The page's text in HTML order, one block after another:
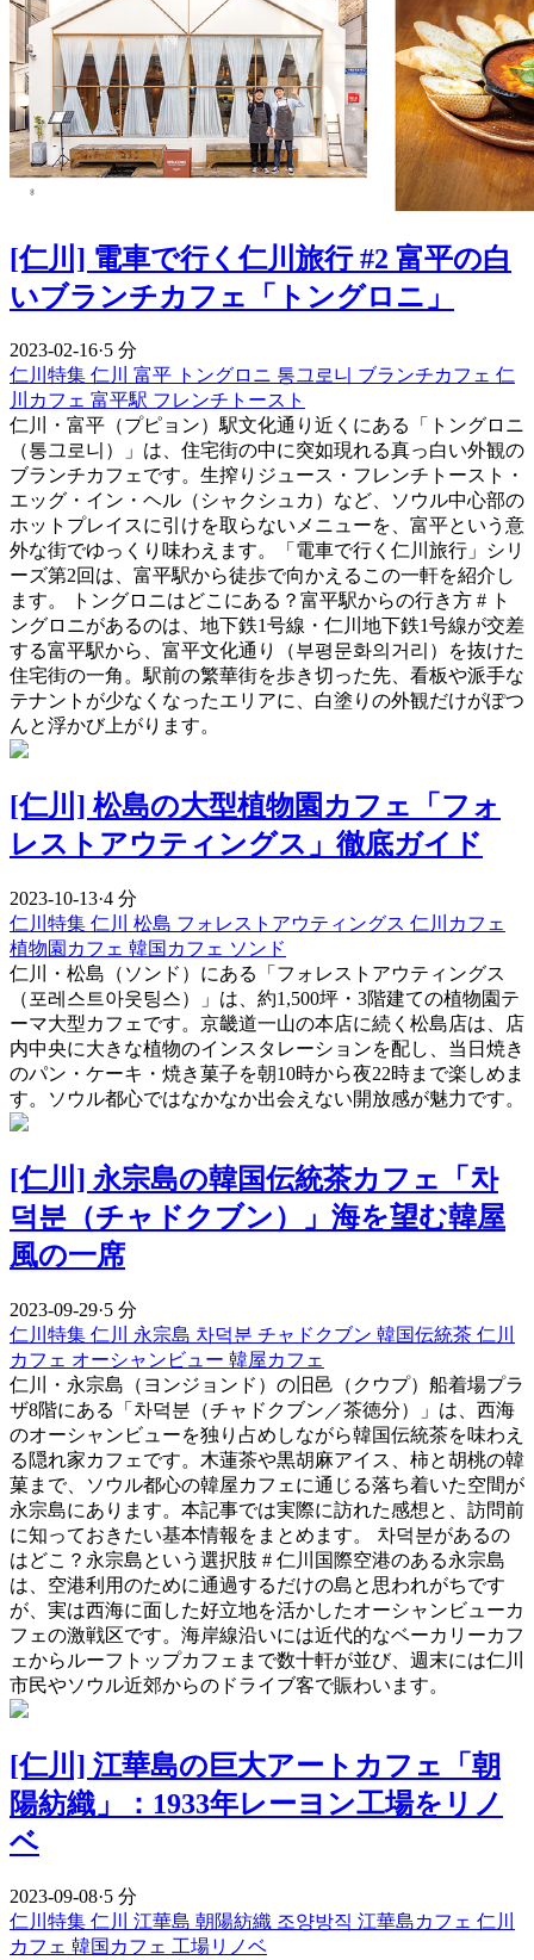
[仁川] 電車で行く仁川旅行 #2 富平の白
いブランチカフェ「トングロニ」
2023-02-16·5 分
仁川特集 仁川 富平 トングロニ 통그로니 ブランチカフェ 仁
川カフェ 富平駅 フレンチトースト
仁川・富平（プピョン）駅文化通り近くにある「トングロニ
（통그로니）」は、住宅街の中に突如現れる真っ白い外観の
ブランチカフェです。生搾りジュース・フレンチトースト・
エッグ・イン・ヘル（シャクシュカ）など、ソウル中心部の
ホットプレイスに引けを取らないメニューを、富平という意
外な街でゆっくり味わえます。「電車で行く仁川旅行」シリ
ーズ第2回は、富平駅から徒歩で向かえるこの一軒を紹介し
ます。 トングロニはどこにある？富平駅からの行き方 # ト
ングロニがあるのは、地下鉄1号線・仁川地下鉄1号線が交差
する富平駅から、富平文化通り（부평문화의거리）を抜けた
住宅街の一角。駅前の繁華街を歩き切った先、看板や派手な
テナントが少なくなったエリアに、白塗りの外観だけがぽつ
んと浮かび上がります。
[仁川] 松島の大型植物園カフェ「フォ
レストアウティングス」徹底ガイド
2023-10-13·4 分
仁川特集 仁川 松島 フォレストアウティングス 仁川カフェ
植物園カフェ 韓国カフェ ソンド
仁川・松島（ソンド）にある「フォレストアウティングス
（포레스트아웃팅스）」は、約1,500坪・3階建ての植物園テ
ーマ大型カフェです。京畿道一山の本店に続く松島店は、店
内中央に大きな植物のインスタレーションを配し、当日焼き
のパン・ケーキ・焼き菓子を朝10時から夜22時まで楽しめま
す。ソウル都心ではなかなか出会えない開放感が魅力です。
[仁川] 永宗島の韓国伝統茶カフェ「차
덕분（チャドクブン）」海を望む韓屋
風の一席
2023-09-29·5 分
仁川特集 仁川 永宗島 차덕분 チャドクブン 韓国伝統茶 仁川
カフェ オーシャンビュー 韓屋カフェ
仁川・永宗島（ヨンジョンド）の旧邑（クウプ）船着場プラ
ザ8階にある「차덕분（チャドクブン／茶徳分）」は、西海
のオーシャンビューを独り占めしながら韓国伝統茶を味わえ
る隠れ家カフェです。木蓮茶や黒胡麻アイス、柿と胡桃の韓
菓まで、ソウル都心の韓屋カフェに通じる落ち着いた空間が
永宗島にあります。本記事では実際に訪れた感想と、訪問前
に知っておきたい基本情報をまとめます。 차덕분があるの
はどこ？永宗島という選択肢 # 仁川国際空港のある永宗島
は、空港利用のために通過するだけの島と思われがちです
が、実は西海に面した好立地を活かしたオーシャンビューカ
フェの激戦区です。海岸線沿いには近代的なベーカリーカフ
ェからルーフトップカフェまで数十軒が並び、週末には仁川
市民やソウル近郊からのドライブ客で賑わいます。
[仁川] 江華島の巨大アートカフェ「朝
陽紡織」：1933年レーヨン工場をリノ
ベ
2023-09-08·5 分
仁川特集 仁川 江華島 朝陽紡織 조양방직 江華島カフェ 仁川
カフェ 韓国カフェ 工場リノベ